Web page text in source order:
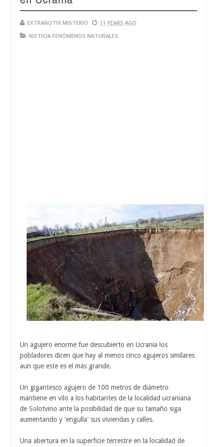
EXTRANOTIX MISTERIO
11 YEARS AGO
NOTICIA FENÓMENOS NATURALES
Un agujero enorme fue descubierto en Ucrania los
pobladores dicen que hay al menos cinco agujeros similares
aun que este es el más grande.
Un gigantesco agujero de 100 metros de diámetro
mantiene en vilo a los habitantes de la localidad ucraniana
de Solotvino ante la posibilidad de que su tamaño siga
aumentando y 'engulla' sus viviendas y calles.
Una abertura en la superficie terrestre en la localidad de